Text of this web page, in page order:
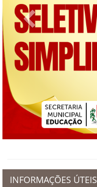
Previous
INFORMAÇÕES ÚTEIS